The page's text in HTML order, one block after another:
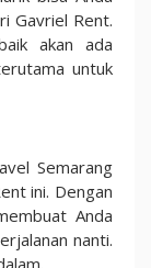
Gavriel Rent.
akan ada
untuk
Semarang
ini. Dengan
Anda
nanti.